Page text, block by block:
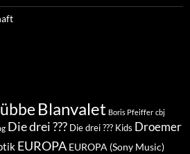
Blanvalet Boris Pfeiffer cbj
Die drei ??? Die drei ??? Kids Droemer
EUROPA EUROPA (Sony Music)